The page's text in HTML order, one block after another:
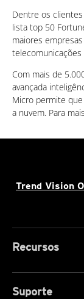
Dentre os
lista top 50
maiores
Com mais de
avançada
Micro permite que
a nuvem. Para
Trend Vision
Recursos
Suporte